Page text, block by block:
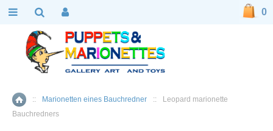
Home
:: Marionetten eines Bauchredner ::
Leopard marionette
Bauchredners
0